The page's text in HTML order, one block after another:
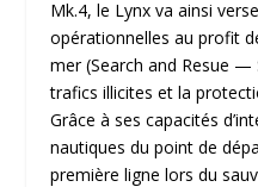
Mk.4, le Lynx va ainsi
opérationnelles au profit
mer (Search and Resue —
trafics illicites et la
Grâce à ses capacités
nautiques du point de
première ligne lors du